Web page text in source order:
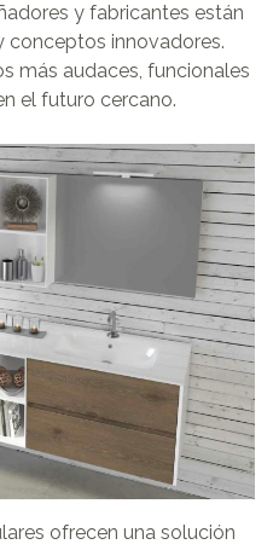
y fabricantes están
conceptos innovadores.
más audaces, funcionales
el futuro cercano.
ofrecen una solución